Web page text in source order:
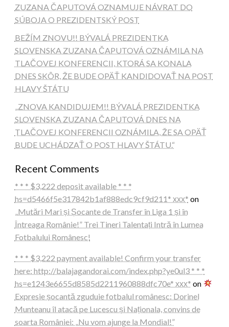
ZUZANA ČAPUTOVÁ OZNAMUJE NÁVRAT DO
SÚBOJA O PREZIDENTSKÝ POST
BEŽÍM ZNOVU!! BÝVALÁ PREZIDENTKA
SLOVENSKA ZUZANA ČAPUTOVÁ OZNÁMILA NA
TLAČOVEJ KONFERENCII, KTORÁ SA KONALA
DNES SKÔR, ŽE BUDE OPÄŤ KANDIDOVAŤ NA POST
HLAVY ŠTÁTU
„ZNOVA KANDIDUJEM!! BÝVALÁ PREZIDENTKA
SLOVENSKA ZUZANA ČAPUTOVÁ DNES NA
TLAČOVEJ KONFERENCII OZNÁMILA, ŽE SA OPÄŤ
BUDE UCHÁDZAŤ O POST HLAVY ŠTÁTU.“
Recent Comments
* * * $3,222 deposit available * * *
hs=d5466f5e317842b1af888edc9cf9d211* ххх* on
„Mutări Mari și Șocante de Transfer în Liga 1 și în
Întreaga Românie!” Trei Tineri Talentați Intră în Lumea
Fotbalului Românesc!
* * * $3,222 payment available! Confirm your transfer
here: http://balajagandorai.com/index.php?ye0ul3 * * *
hs=e1243e6655d8585d2211960888dfc70e* ххх* on
Expresie șocantă zguduie fotbalul românesc: Dorinel
Munteanu îl atacă pe Lucescu și Naționala, convins de
soarta României: „Nu vom ajunge la Mondial!”